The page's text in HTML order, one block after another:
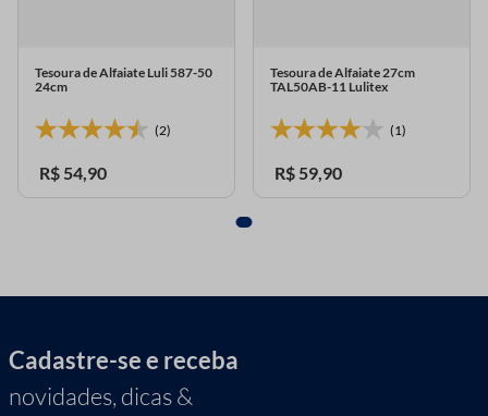
Tesoura de Alfaiate Luli 587-50
24cm
(2)
R$ 54,90
Tesoura de Alfaiate 27cm
TAL50AB-11 Lulitex
(1)
R$ 59,90
Cadastre-se e receba
novidades, dicas &